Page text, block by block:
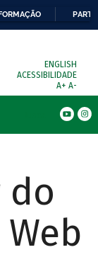
ENGLISH
ACESSIBILIDADE
A+ A-
do